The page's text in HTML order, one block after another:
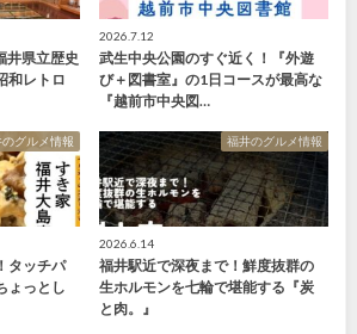
井県立歴史
和レトロ
2026.7.12
武生中央公園のすぐ近く！『外遊
び＋図書室』の1日コースが最高な
『越前市中央図…
グルメ情報
タッチパ
ょっとし
福井のグルメ情報
2026.6.14
福井駅近で深夜まで！鮮度抜群の
生ホルモンを七輪で堪能する『炭
と肉。』